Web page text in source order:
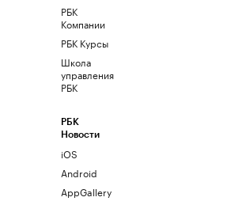
РБК
Компании
РБК Курсы
Школа
управления
РБК
РБК
Новости
iOS
Android
AppGallery